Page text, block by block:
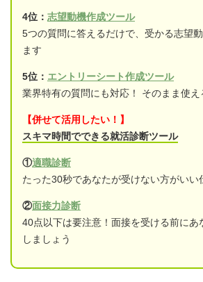
4位： 志望動機作成ツール
5つの質問に答えるだけで、受かる志望
ます
5位： エントリーシート作成ツール
業界特有の質問にも対応！ そのまま使え
【併せて活用したい！】
スキマ時間でできる就活診断ツール
①適職診断
たった30秒であなたが受けない方がいい
②面接力診断
40点以下は要注意！面接を受ける前にあ
しましょう